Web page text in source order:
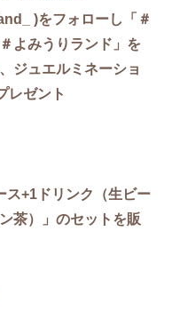
)をフォローし「＃
よみうりランド」を
ジュエルミネーショ
レゼント
ス+1ドリンク（生ビー
茶）」のセットを販